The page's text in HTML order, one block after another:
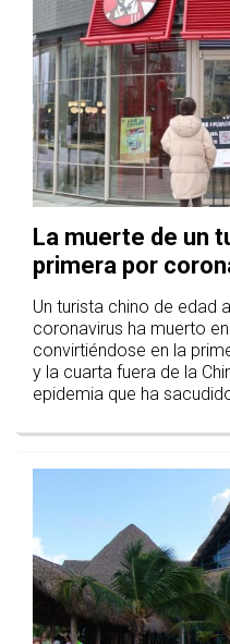
La muerte de un
primera por
Un turista chino de edad
coronavirus ha muerto
convirtiéndose en la
y la cuarta fuera de la
epidemia que ha